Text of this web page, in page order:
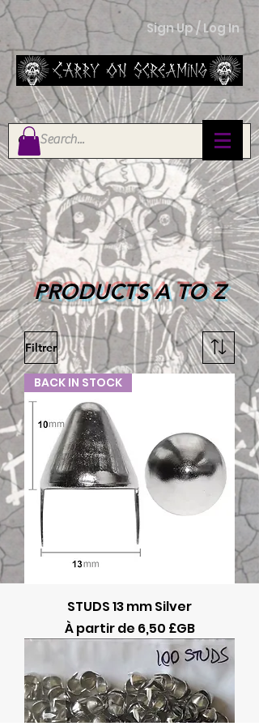
Sign Up / Log In
PRODUCTS A TO Z
Filtrer
BACK IN STOCK
STUDS 13 mm Silver
À partir de 6,50 £GB
Prix promotionnel